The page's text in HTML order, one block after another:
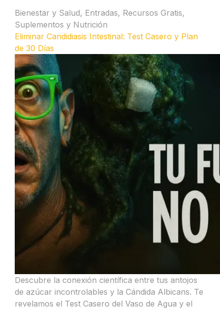
Bienestar y Salud, Entradas, Recursos Gratis,
Suplementos y Nutrición
Eliminar Candidiasis Intestinal: Test Casero y Plan
de 30 Días
Descubre la conexión científica entre tus antojos
de azúcar incontrolables y la Cándida Albicans. Te
revelamos el Test Casero del Vaso de Agua y el